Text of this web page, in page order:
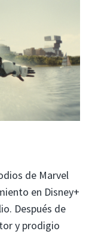
de Marvel
en Disney+
Después de
y prodigio